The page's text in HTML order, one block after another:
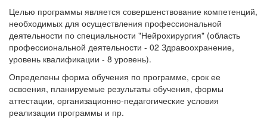
Целью программы является совершенствование компетенций,
необходимых для осуществления профессиональной
деятельности по специальности "Нейрохирургия" (область
профессиональной деятельности - 02 Здравоохранение,
уровень квалификации - 8 уровень).
Определены форма обучения по программе, срок ее
освоения, планируемые результаты обучения, формы
аттестации, организационно-педагогические условия
реализации программы и пр.